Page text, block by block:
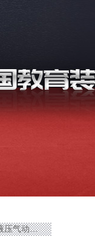
实验装置